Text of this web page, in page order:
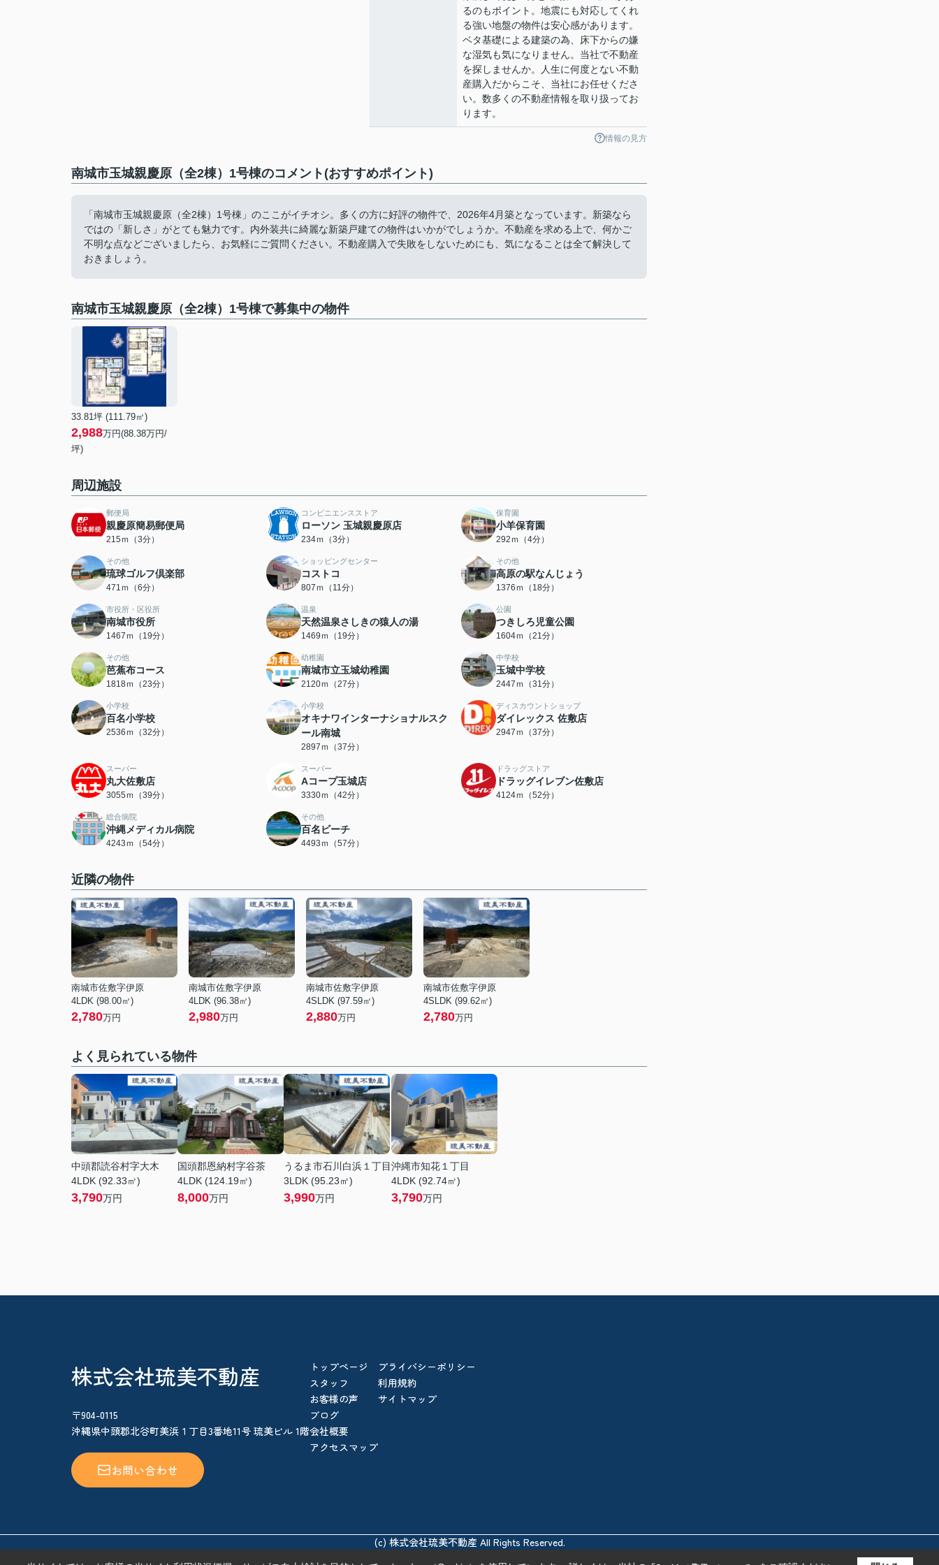
るのもポイント。地震にも対応してくれ
る強い地盤の物件は安心感があります。
ベタ基礎による建築の為、床下からの嫌
な湿気も気になりません。当社で不動産
を探しませんか。人生に何度とない不動
産購入だからこそ、当社にお任せくださ
い。数多くの不動産情報を取り扱ってお
ります。
情報の見方
南城市玉城親慶原（全2棟）1号棟のコメント(おすすめポイント)
「南城市玉城親慶原（全2棟）1号棟」のここがイチオシ。多くの方に好評の物件で、2026年4月築となっています。新築なら
ではの「新しさ」がとても魅力です。内外装共に綺麗な新築戸建ての物件はいかがでしょうか。不動産を求める上で、何かご
不明な点などございましたら、お気軽にご質問ください。不動産購入で失敗をしないためにも、気になることは全て解決して
おきましょう。
南城市玉城親慶原（全2棟）1号棟で募集中の物件
33.81坪 (111.79㎡)
2,988万円(88.38万円/
坪)
周辺施設
郵便局
親慶原簡易郵便局
215ｍ（3分）
コンビニエンスストア
ローソン 玉城親慶原店
234ｍ（3分）
保育園
小羊保育園
292ｍ（4分）
その他
琉球ゴルフ倶楽部
471ｍ（6分）
ショッピングセンター
コストコ
807ｍ（11分）
その他
高原の駅なんじょう
1376ｍ（18分）
市役所・区役所
南城市役所
1467ｍ（19分）
温泉
天然温泉さしきの猿人の湯
1469ｍ（19分）
公園
つきしろ児童公園
1604ｍ（21分）
その他
芭蕉布コース
1818ｍ（23分）
幼稚園
南城市立玉城幼稚園
2120ｍ（27分）
中学校
玉城中学校
2447ｍ（31分）
小学校
百名小学校
2536ｍ（32分）
小学校
オキナワインターナショナルスク
ール南城
2897ｍ（37分）
ディスカウントショップ
ダイレックス 佐敷店
2947ｍ（37分）
スーパー
丸大佐敷店
3055ｍ（39分）
スーパー
Aコープ玉城店
3330ｍ（42分）
ドラッグストア
ドラッグイレブン佐敷店
4124ｍ（52分）
総合病院
沖縄メディカル病院
4243ｍ（54分）
その他
百名ビーチ
4493ｍ（57分）
近隣の物件
南城市佐敷字伊原
4LDK (98.00㎡)
2,780万円
南城市佐敷字伊原
4LDK (96.38㎡)
2,980万円
南城市佐敷字伊原
4SLDK (97.59㎡)
2,880万円
南城市佐敷字伊原
4SLDK (99.62㎡)
2,780万円
よく見られている物件
中頭郡読谷村字大木
4LDK (92.33㎡)
3,790万円
国頭郡恩納村字谷茶
4LDK (124.19㎡)
8,000万円
うるま市石川白浜１丁目
3LDK (95.23㎡)
3,990万円
沖縄市知花１丁目
4LDK (92.74㎡)
3,790万円
株式会社琉美不動産
〒904-0115
沖縄県中頭郡北谷町美浜１丁目3番地11号 琉美ビル 1階
お問い合わせ
トップページ
スタッフ
お客様の声
ブログ
会社概要
アクセスマップ
プライバシーポリシー
利用規約
サイトマップ
(c) 株式会社琉美不動産 All Rights Reserved.